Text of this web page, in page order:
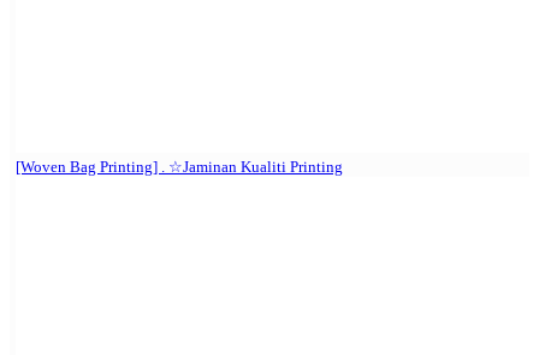
[Woven Bag Printing] . ☆Jaminan Kualiti Printing